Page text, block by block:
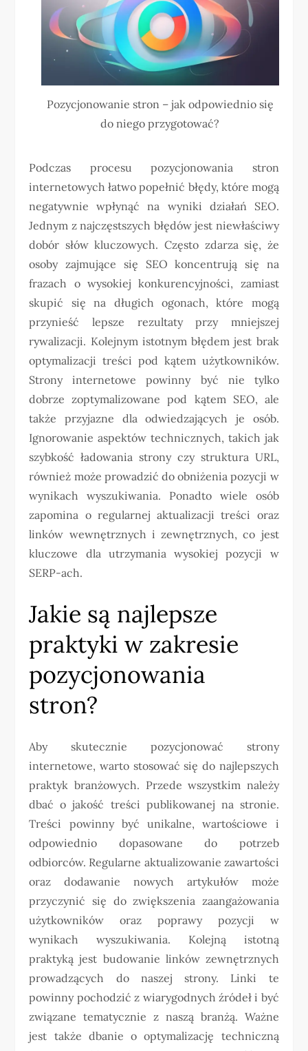
Pozycjonowanie stron – jak odpowiednio się
do niego przygotować?
Podczas procesu pozycjonowania stron
internetowych łatwo popełnić błędy, które mogą
negatywnie wpłynąć na wyniki działań SEO.
Jednym z najczęstszych błędów jest niewłaściwy
dobór słów kluczowych. Często zdarza się, że
osoby zajmujące się SEO koncentrują się na
frazach o wysokiej konkurencyjności, zamiast
skupić się na długich ogonach, które mogą
przynieść lepsze rezultaty przy mniejszej
rywalizacji. Kolejnym istotnym błędem jest brak
optymalizacji treści pod kątem użytkowników.
Strony internetowe powinny być nie tylko
dobrze zoptymalizowane pod kątem SEO, ale
także przyjazne dla odwiedzających je osób.
Ignorowanie aspektów technicznych, takich jak
szybkość ładowania strony czy struktura URL,
również może prowadzić do obniżenia pozycji w
wynikach wyszukiwania. Ponadto wiele osób
zapomina o regularnej aktualizacji treści oraz
linków wewnętrznych i zewnętrznych, co jest
kluczowe dla utrzymania wysokiej pozycji w
SERP-ach.
Jakie są najlepsze
praktyki w zakresie
pozycjonowania
stron?
Aby skutecznie pozycjonować strony
internetowe, warto stosować się do najlepszych
praktyk branżowych. Przede wszystkim należy
dbać o jakość treści publikowanej na stronie.
Treści powinny być unikalne, wartościowe i
odpowiednio dopasowane do potrzeb
odbiorców. Regularne aktualizowanie zawartości
oraz dodawanie nowych artykułów może
przyczynić się do zwiększenia zaangażowania
użytkowników oraz poprawy pozycji w
wynikach wyszukiwania. Kolejną istotną
praktyką jest budowanie linków zewnętrznych
prowadzących do naszej strony. Linki te
powinny pochodzić z wiarygodnych źródeł i być
związane tematycznie z naszą branżą. Ważne
jest także dbanie o optymalizację techniczną